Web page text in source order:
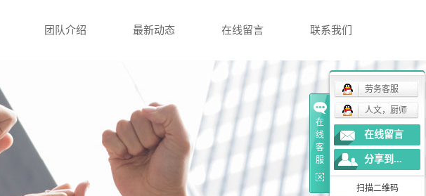
团队介绍 最新动态 在线留言 联系我们
在
线
客
服
劳务客服
人文，厨师
在线留言
分享到...
扫描二维码